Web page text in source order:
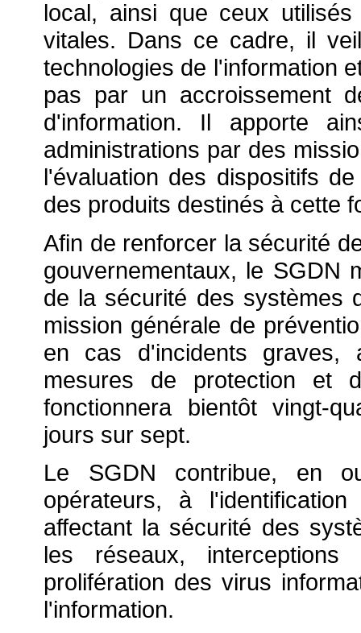
local, ainsi que ceux
vitales. Dans ce cadre, il
technologies de l'information
pas par un accroissement
d'information. Il apporte
administrations par des
l'évaluation des dispositifs
des produits destinés à cette
Afin de renforcer la sécurité
gouvernementaux, le SGDN
de la sécurité des systèmes
mission générale de
en cas d'incidents graves,
mesures de protection et
fonctionnera bientôt vingt-
jours sur sept.
Le SGDN contribue, en
opérateurs, à
affectant la sécurité des
les réseaux, interceptions
prolifération des virus
l'information.